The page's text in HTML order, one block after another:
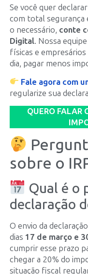
Se você quer
com total segurança
o necessário, conte
Digital. Nossa
físicas e
dia, pagar menos
Fale agora com
regularize sua
QUERO FALAR
sobre o
Qual é o
declaração
O envio da
dias 17 de março e
cumprir esse prazo
chegar a 20% do
situação fiscal